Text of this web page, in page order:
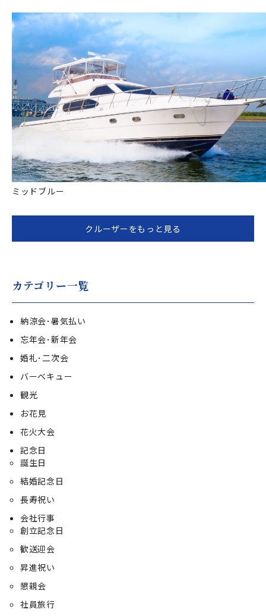
ミッドブルー
クルーザーをもっと見る
カテゴリー一覧
納涼会･暑気払い
忘年会･新年会
婚礼･二次会
バーベキュー
観光
お花見
花火大会
記念日
誕生日
結婚記念日
長寿祝い
会社行事
創立記念日
歓送迎会
昇進祝い
懇親会
社員旅行